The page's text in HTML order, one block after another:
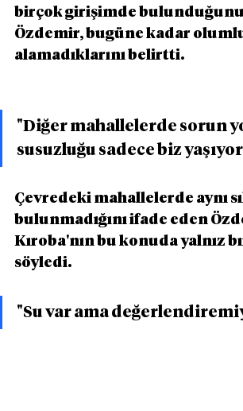
birçok girişimde
Özdemir, bugüne kadar
alamadıklarını belirtti.
"Diğer mahallelerde sorun
susuzluğu sadece biz
Çevredeki mahallelerde aynı
bulunmadığını ifade eden
Kıroba'nın bu konuda yalnız
söyledi.
"Su var ama